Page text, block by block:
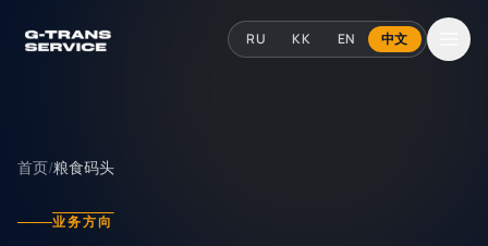
RU KK EN 中文
首页/粮食码头
业务方向